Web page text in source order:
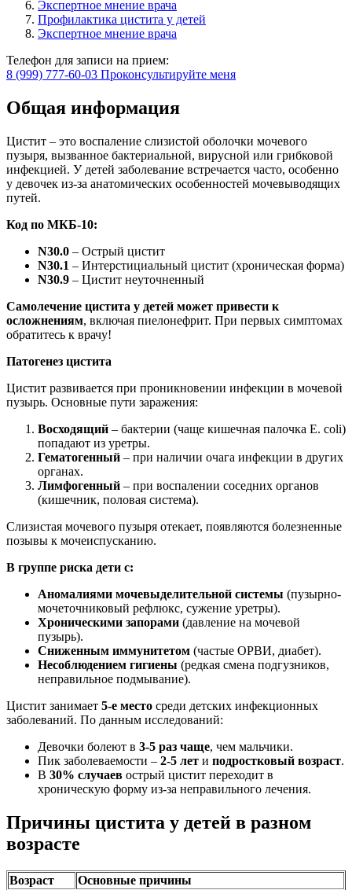
Экспертное мнение врача
Профилактика цистита у детей
Экспертное мнение врача
Телефон для записи на прием:
8 (999) 777-60-03 Проконсультируйте меня
Общая информация
Цистит – это воспаление слизистой оболочки мочевого
пузыря, вызванное бактериальной, вирусной или грибковой
инфекцией. У детей заболевание встречается часто, особенно
у девочек из-за анатомических особенностей мочевыводящих
путей.
Код по МКБ-10:
N30.0 – Острый цистит
N30.1 – Интерстициальный цистит (хроническая форма)
N30.9 – Цистит неуточненный
Самолечение цистита у детей может привести к
осложнениям, включая пиелонефрит. При первых симптомах
обратитесь к врачу!
Патогенез цистита
Цистит развивается при проникновении инфекции в мочевой
пузырь. Основные пути заражения:
Восходящий – бактерии (чаще кишечная палочка E. coli)
попадают из уретры.
Гематогенный – при наличии очага инфекции в других
органах.
Лимфогенный – при воспалении соседних органов
(кишечник, половая система).
Слизистая мочевого пузыря отекает, появляются болезненные
позывы к мочеиспусканию.
В группе риска дети с:
Аномалиями мочевыделительной системы (пузырно-
мочеточниковый рефлюкс, сужение уретры).
Хроническими запорами (давление на мочевой
пузырь).
Сниженным иммунитетом (частые ОРВИ, диабет).
Несоблюдением гигиены (редкая смена подгузников,
неправильное подмывание).
Цистит занимает 5-е место среди детских инфекционных
заболеваний. По данным исследований:
Девочки болеют в 3-5 раз чаще, чем мальчики.
Пик заболеваемости – 2-5 лет и подростковый возраст.
В 30% случаев острый цистит переходит в
хроническую форму из-за неправильного лечения.
Причины цистита у детей в разном
возрасте
Возраст
Основные причины